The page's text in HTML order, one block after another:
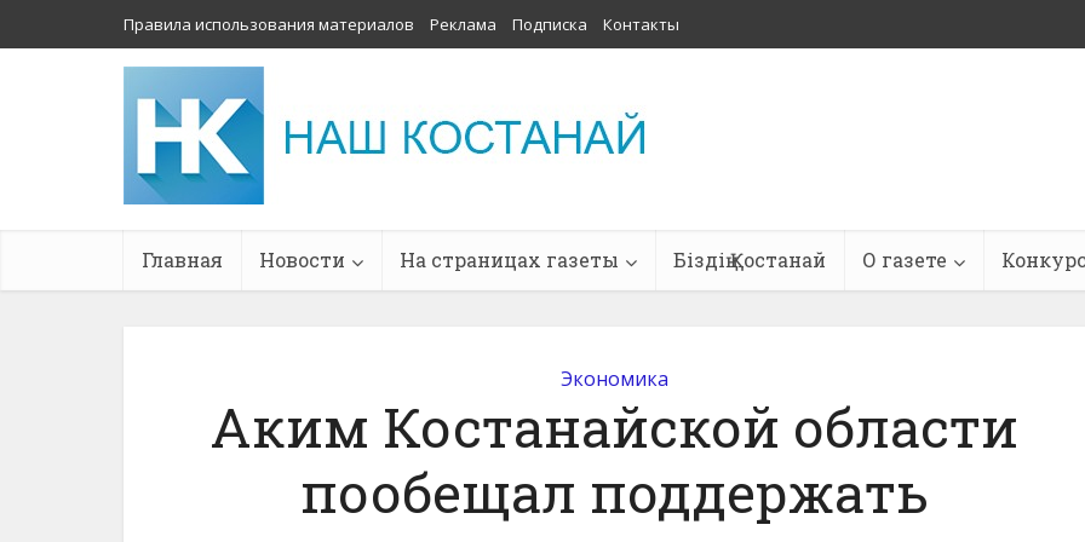
Правила использования материалов Реклама Подписка Контакты
Главная Новости На страницах газеты Біздің Қостанай О газете
Экономика
Аким Костанайской области
пообещал поддержать